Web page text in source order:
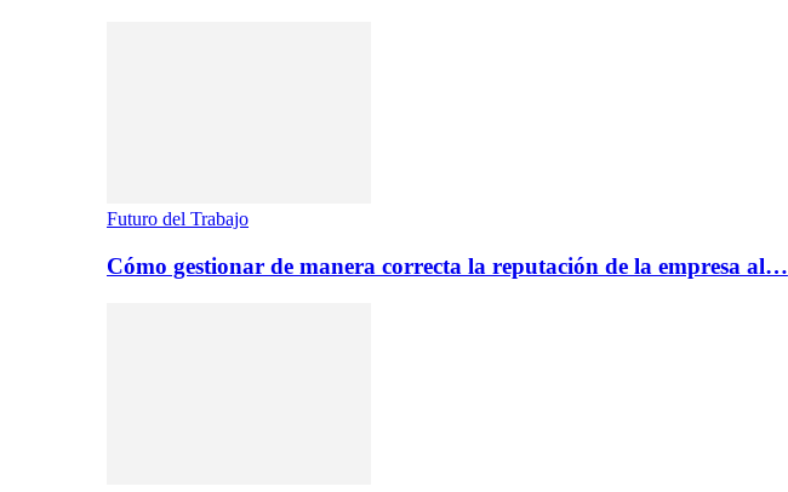
Futuro del Trabajo
Cómo gestionar de manera correcta la reputación de la empresa al…